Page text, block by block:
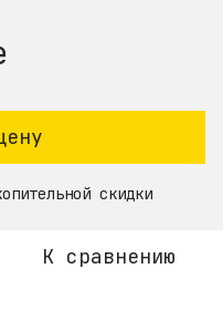
скидки
К сравнению